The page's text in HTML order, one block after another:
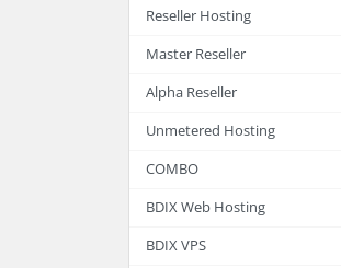
Reseller Hosting
Master Reseller
Alpha Reseller
Unmetered Hosting
COMBO
BDIX Web Hosting
BDIX VPS